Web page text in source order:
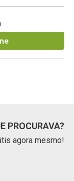
PROCURAVA?
agora mesmo!